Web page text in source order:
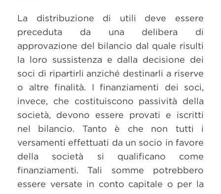
La distribuzione di utili deve essere
preceduta da una delibera di
approvazione del bilancio dal quale risulti
la loro sussistenza e dalla decisione dei
soci di ripartirli anziché destinarli a riserve
o altre finalità. I finanziamenti dei soci,
invece, che costituiscono passività della
società, devono essere provati e iscritti
nel bilancio. Tanto è che non tutti i
versamenti effettuati da un socio in favore
della società si qualificano come
finanziamenti. Tali somme potrebbero
essere versate in conto capitale o per la